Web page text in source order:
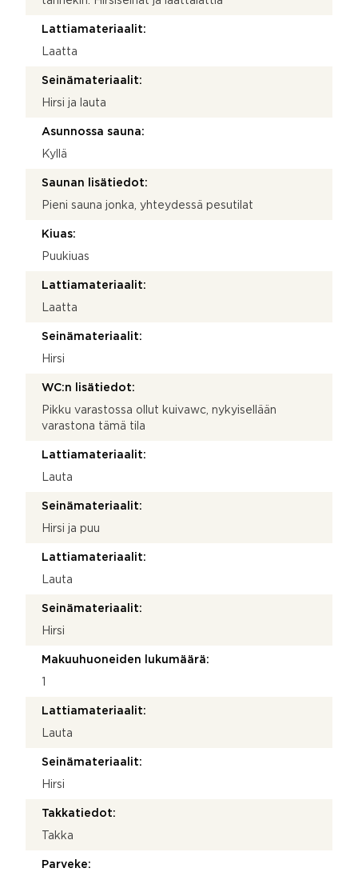
Lattiamateriaalit:
Laatta
Seinämateriaalit:
Hirsi ja lauta
Asunnossa sauna:
Kyllä
Saunan lisätiedot:
Pieni sauna jonka, yhteydessä pesutilat
Kiuas:
Puukiuas
Lattiamateriaalit:
Laatta
Seinämateriaalit:
Hirsi
WC:n lisätiedot:
Pikku varastossa ollut kuivawc, nykyisellään
varastona tämä tila
Lattiamateriaalit:
Lauta
Seinämateriaalit:
Hirsi ja puu
Lattiamateriaalit:
Lauta
Seinämateriaalit:
Hirsi
Makuuhuoneiden lukumäärä:
Lattiamateriaalit:
Lauta
Seinämateriaalit:
Hirsi
Takkatiedot:
Takka
Parveke: